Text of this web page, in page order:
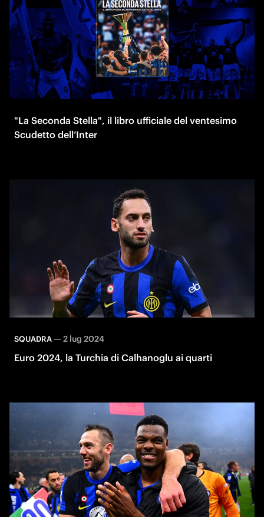
"La Seconda Stella", il libro ufficiale del ventesimo
Scudetto dell’Inter
SQUADRA— 2 lug 2024
Euro 2024, la Turchia di Calhanoglu ai quarti